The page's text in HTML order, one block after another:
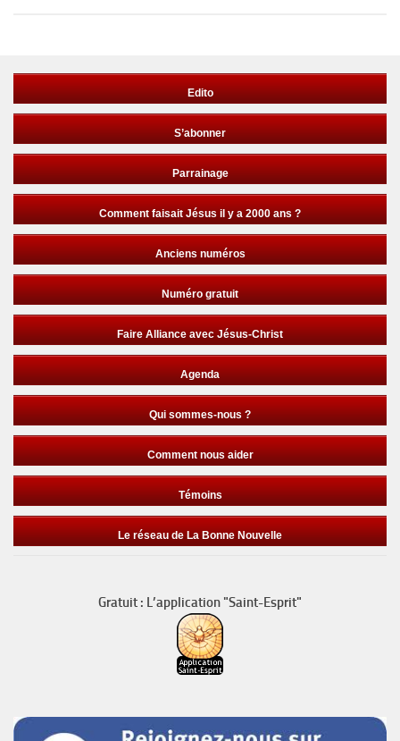
Edito
S’abonner
Parrainage
Comment faisait Jésus il y a 2000 ans ?
Anciens numéros
Numéro gratuit
Faire Alliance avec Jésus-Christ
Agenda
Qui sommes-nous ?
Comment nous aider
Témoins
Le réseau de La Bonne Nouvelle
Gratuit : L’application "Saint-Esprit"